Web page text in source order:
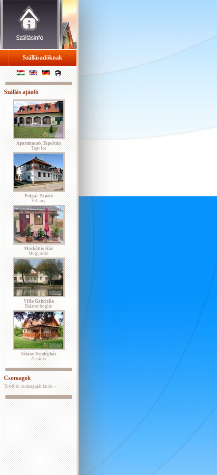
Szállásadóknak
Szállás ajánló
Apartmanok Tapolcán
Tapolca
Polgár Panzió
Villány
Muskátlis Ház
Mogyoród
Villa Gabriella
Balatonboglár
Sétány Vendégház
Alsóörs
Csomagok
További csomagajánlatok »